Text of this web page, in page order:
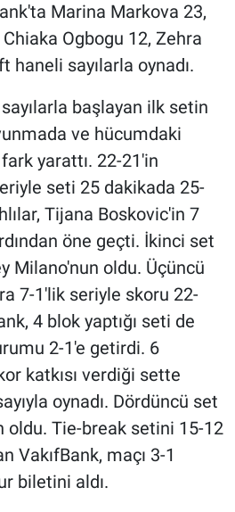
Marina Markova 23,
Ogbogu 12, Zehra
haneli sayılarla oynadı.
sayılarla başlayan ilk setin
ve hücumdaki
yarattı. 22-21'in
seti 25 dakikada 25-
Tijana Boskovic'in 7
öne geçti. İkinci set
Milano'nun oldu. Üçüncü
7-1'lik seriyle skoru 22-
4 blok yaptığı seti de
2-1'e getirdi. 6
katkısı verdiği sette
oynadı. Dördüncü set
oldu. Tie-break setini 15-12
VakıfBank, maçı 3-1
biletini aldı.